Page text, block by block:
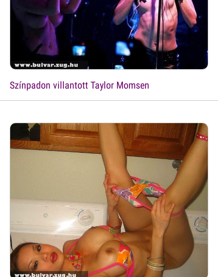
Színpadon villantott Taylor Momsen